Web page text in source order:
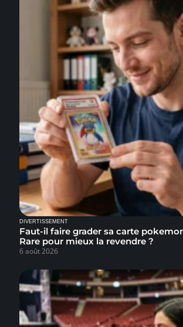
DIVERTISSEMENT
Faut-il faire grader sa carte
Rare pour mieux la revendre ?
6 août 2026